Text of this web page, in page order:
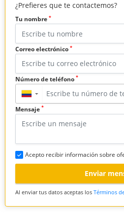
¿Prefieres que te contactemos?
Tu nombre *
Correo electrónico *
Número de teléfono *
▼
Mensaje *
Acepto recibir información sobre
Enviar
Al enviar tus datos aceptas los Términos